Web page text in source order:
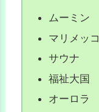
ムーミン
マリメッコ
サウナ
福祉大国
オーロラ